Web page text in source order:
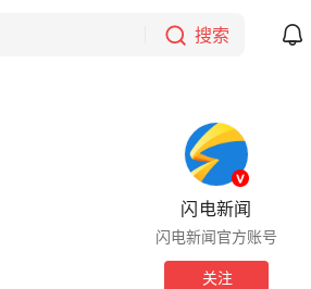
搜索
闪电新闻
闪电新闻官方账号
关注